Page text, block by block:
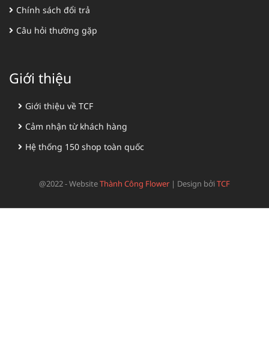
Chính sách đổi trả
Câu hỏi thường gặp
Giới thiệu
Giới thiệu về TCF
Cảm nhận từ khách hàng
Hệ thống 150 shop toàn quốc
@2022 - WebsiteThành Công Flower | Design bởiTCF